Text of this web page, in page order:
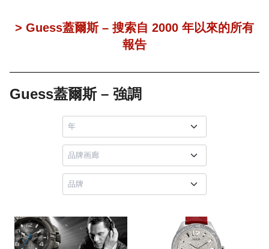
> Guess蓋爾斯 – 搜索自 2000 年以來的所有
報告
Guess蓋爾斯 – 強調